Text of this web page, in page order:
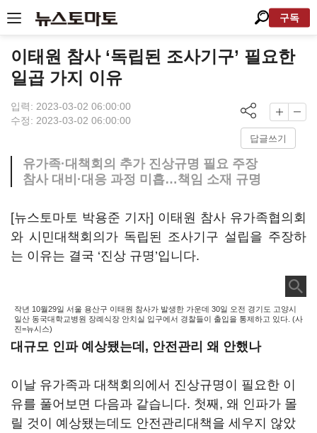
구독
이태원 참사 ‘독립된 조사기구’ 필요한
일곱 가지 이유
입력: 2023-03-02 06:00:00
수정: 2023-03-02 06:00:00
답글쓰기
유가족·대책회의 추가 진상규명 필요 주장
참사 대비·대응 과정 미흡…책임 소재 규명
[뉴스토마토 박용준 기자] 이태원 참사 유가족협의회
와 시민대책회의가 독립된 조사기구 설립을 주장하
는 이유는 결국 ‘진상 규명’입니다.
작년 10월29일 서울 용산구 이태원 참사가 발생한 가운데 30일 오전 경기도 고양시
일산 동국대학교병원 장례식장 안치실 입구에서 경찰들이 출입을 통제하고 있다. (사
진=뉴시스)
대규모 인파 예상됐는데, 안전관리 왜 안했나
이날 유가족과 대책회의에서 진상규명이 필요한 이
유를 풀어보면 다음과 같습니다. 첫째, 왜 인파가 몰
릴 것이 예상됐는데도 안전관리대책을 세우지 않았